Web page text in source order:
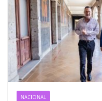
NACIONAL